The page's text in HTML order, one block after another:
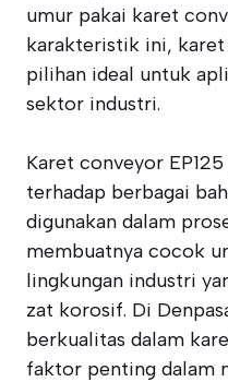
umur pakai karet
karakteristik ini, karet
pilihan ideal untuk
sektor industri.
Karet conveyor
terhadap berbagai
digunakan dalam
membuatnya cocok
lingkungan industri
zat korosif. Di
berkualitas dalam
faktor penting dalam